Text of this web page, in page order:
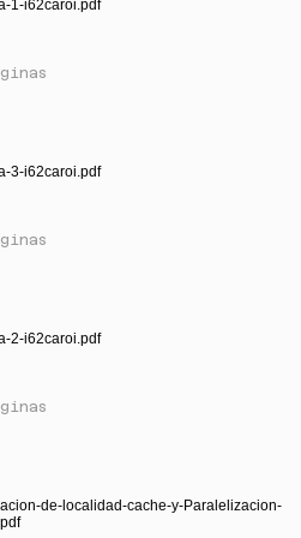
1-i62caroi.pdf
3-i62caroi.pdf
2-i62caroi.pdf
de-localidad-cache-y-Paralelizacion-